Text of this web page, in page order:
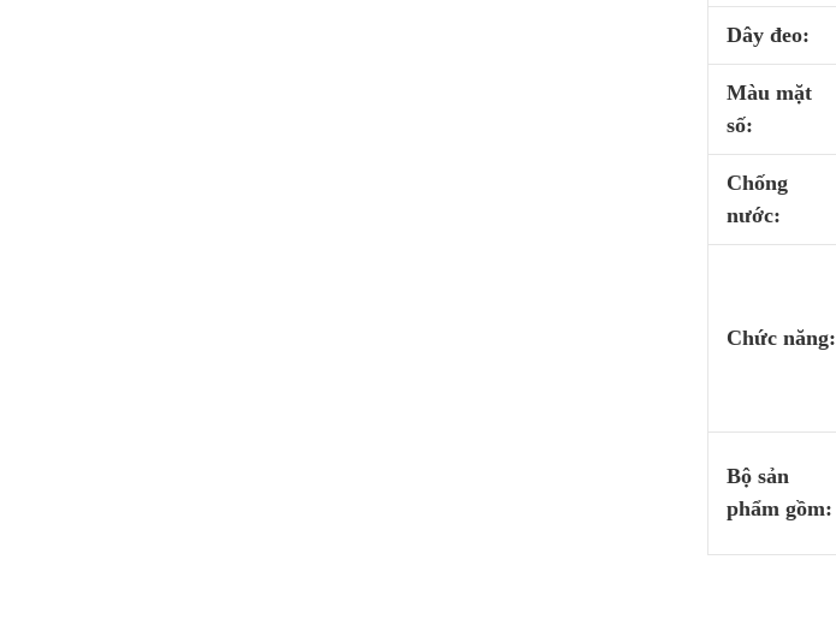
Dây đeo:
Màu mặt
số:
Chống
nước:
Chức năng:
Bộ sản
phẩm gồm: